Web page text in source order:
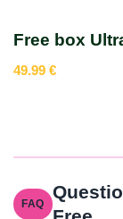
Free box
49.99 €